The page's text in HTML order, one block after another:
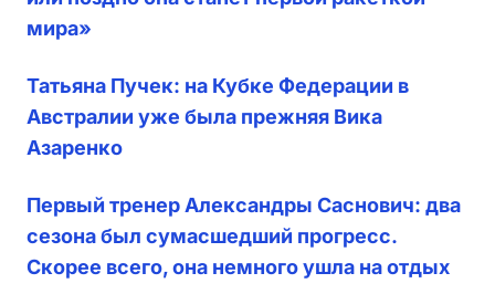
мира»
Татьяна Пучек: на Кубке Федерации в
Австралии уже была прежняя Вика
Азаренко
Первый тренер Александры Саснович: два
сезона был сумасшедший прогресс.
Скорее всего, она немного ушла на отдых